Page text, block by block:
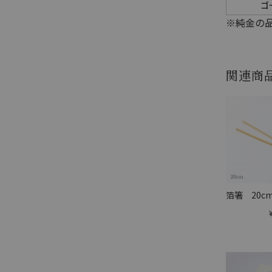
ゴ
※純金の
関連商
箔箸